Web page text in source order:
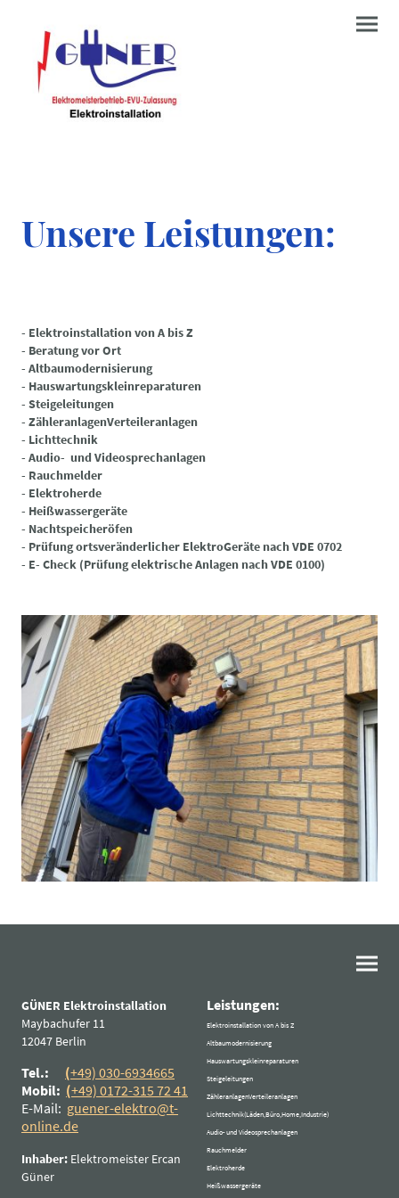
Unsere Leistungen:
- Elektroinstallation von A bis Z
- Beratung vor Ort
- Altbaumodernisierung
- Hauswartungskleinreparaturen
- Steigeleitungen
- ZähleranlagenVerteileranlagen
- Lichttechnik
- Audio- und Videosprechanlagen
- Rauchmelder
- Elektroherde
- Heißwassergeräte
- Nachtspeicheröfen
- Prüfung ortsveränderlicher ElektroGeräte nach VDE 0702
- E- Check (Prüfung elektrische Anlagen nach VDE 0100)
GÜNER Elektroinstallation
Maybachufer 11
12047 Berlin
Tel.: (+49) 030-6934665
Mobil: (+49) 0172-315 72 41
E-Mail: guener-elektro@t-
online.de
Inhaber: Elektromeister Ercan
Güner
Leistungen:
Elektroinstallation von A bis Z
Altbaumodernisierung
Hauswartungskleinreparaturen
Steigeleitungen
ZähleranlagenVerteileranlagen
Lichttechnik(Läden,Büro,Home,Industrie)
Audio- und Videosprechanlagen
Rauchmelder
Elektroherde
Heißwassergeräte